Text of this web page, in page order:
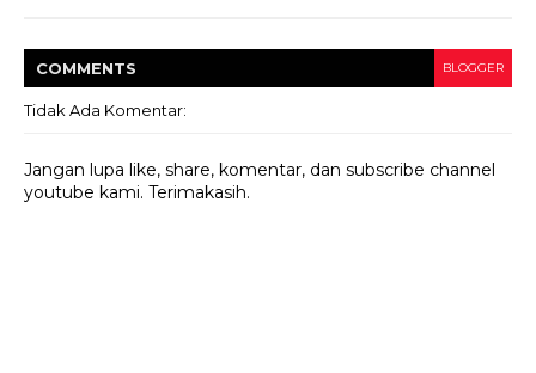
COMMENTS BLOGGER
Tidak Ada Komentar:
Jangan lupa like, share, komentar, dan subscribe channel
youtube kami. Terimakasih.